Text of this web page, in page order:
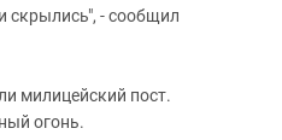
скрылись", - сообщил
милицейский пост.
огонь.